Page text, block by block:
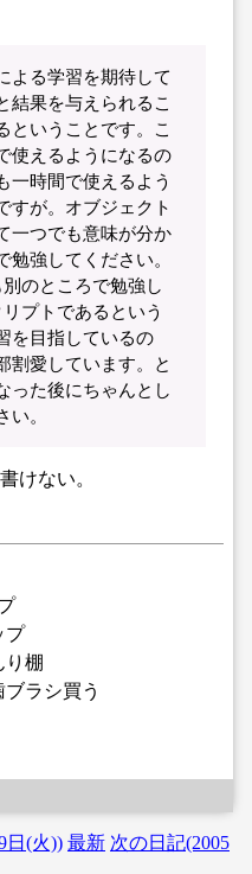
よる学習を期待して
結果を与えられるこ
ということです。こ
使えるようになるの
一時間で使えるよう
すが。オブジェクト
一つでも意味が分か
勉強してください。
のところで勉強し
プトであるという
を目指しているの
割愛しています。と
った後にちゃんとし
。
けない。
プ
り棚
ラシ買う
日(火)) 最新 次の日記(2005